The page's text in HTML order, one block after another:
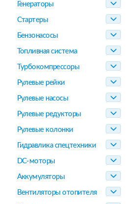
Генераторы
Стартеры
Бензонасосы
Топливная система
Турбокомпрессоры
Рулевые рейки
Рулевые насосы
Рулевые редукторы
Рулевые колонки
Гидравлика спецтехники
DC-моторы
Аккумуляторы
Вентиляторы отопителя